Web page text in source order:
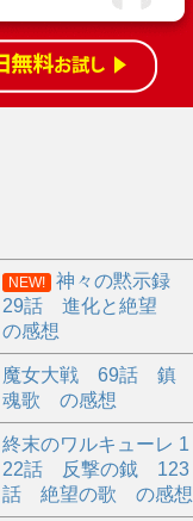
NEW!
神々の黙示録
29話 進化と絶望
の感想
魔女大戦 69話 鎮
魂歌 の感想
終末のワルキューレ 1
22話 反撃の鉞 123
話 絶望の歌 の感想